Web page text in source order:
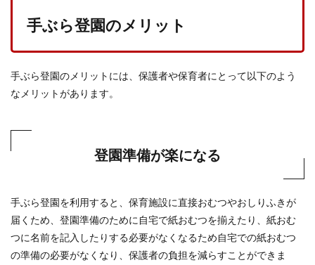
手ぶら登園のメリット
手ぶら登園のメリットには、保護者や保育者にとって以下のよう
なメリットがあります。
登園準備が楽になる
手ぶら登園を利用すると、保育施設に直接おむつやおしりふきが
届くため、登園準備のために自宅で紙おむつを揃えたり、紙おむ
つに名前を記入したりする必要がなくなるため自宅での紙おむつ
の準備の必要がなくなり、保護者の負担を減らすことができま